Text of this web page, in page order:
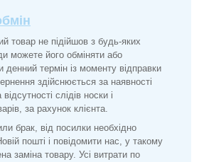
товар не підійшов з будь-яких
можете його обміняти або
денний термін із моменту відправки
здійснюється за наявності
слідів носки і
за рахунок клієнта.
брак, від посилки необхідно
пошті і повідомити нас, у такому
заміна товару. Усі витрати по